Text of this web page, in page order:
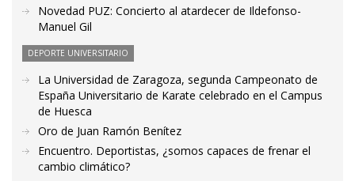
Novedad PUZ: Concierto al atardecer de Ildefonso-
Manuel Gil
DEPORTE UNIVERSITARIO
La Universidad de Zaragoza, segunda Campeonato de
España Universitario de Karate celebrado en el Campus
de Huesca
Oro de Juan Ramón Benítez
Encuentro. Deportistas, ¿somos capaces de frenar el
cambio climático?